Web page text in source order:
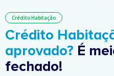
Crédito Habitação
Crédito
aprovado? É
fechado!